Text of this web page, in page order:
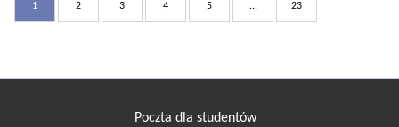
1 2 3 4 5 ... 23
Poczta dla studentów